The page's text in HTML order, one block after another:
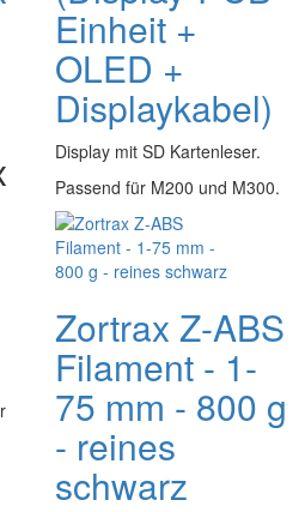
Einheit +
OLED +
Displaykabel)
Display mit SD Kartenleser.
Passend für M200 und M300.
Zortrax Z-ABS
Filament - 1-
75 mm - 800 g
- reines
schwarz